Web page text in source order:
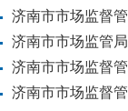
济南市市场监督
济南市市场监管
济南市市场监督
济南市市场监督